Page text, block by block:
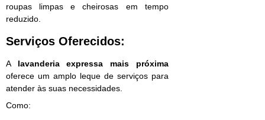
roupas limpas e cheirosas em tempo
reduzido.
Serviços Oferecidos:
A lavanderia expressa mais próxima
oferece um amplo leque de serviços para
atender às suas necessidades.
Como: